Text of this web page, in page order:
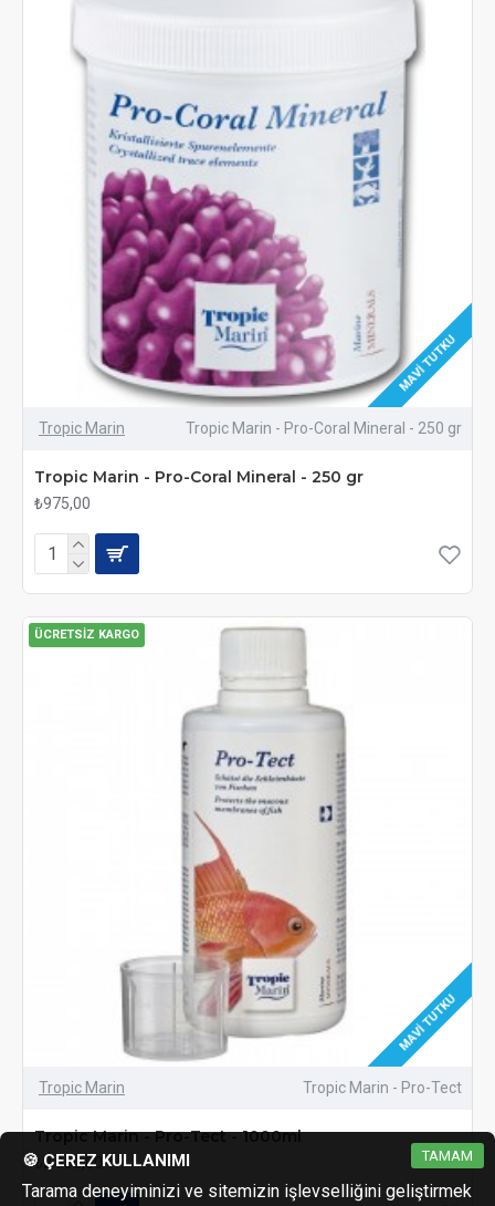
MAVI TUTKU
Tropic Marin Tropic Marin - Pro-Coral Mineral - 250 gr
Tropic Marin - Pro-Coral Mineral - 250 gr
₺975,00
MAVI TUTKU
ÜCRETSIZ KARGO
Tropic Marin Tropic Marin - Pro-Tect
Tropic Marin - Pro-Tect - 1000ml
₺2.950,00 TAMAM
🍪 ÇEREZ KULLANIMI
Tarama deneyiminizi ve sitemizin işlevselliğini geliştirmek